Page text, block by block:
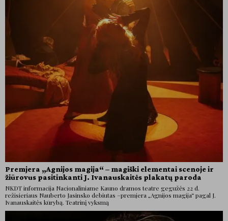
Premjera „Agnijos magija“ – magiški elementai scenoje ir
žiūrovus pasitinkanti J. Ivanauskaitės plakatų paroda
NKDT informacija Nacionaliniame Kauno dramos teatre gegužės 22 d.
režisieriaus Nauberto Jasinsko debiutas –premjera „Agnijos magija“ pagal J.
Ivanauskaitės kūrybą. Teatrinį vyksmą